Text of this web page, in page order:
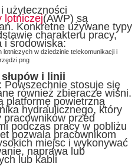
użyteczności
lotniczej(AWP) są
Konkretne używane typy
charakteru pracy,
i środowiska:
i linii
: Powszechnie stosuje się
również zbieracze wiśni.
platformę powietrzną
hydraulicznego, który
pracowników przed
podczas pracy w pobliżu
pozwala pracownikom
miejsc i wykonywać
naprawa lub
lub kabli